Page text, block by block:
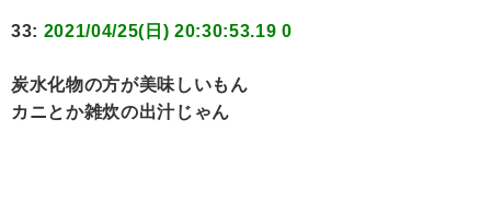
33: 2021/04/25(日) 20:30:53.19 0
炭水化物の方が美味しいもん
カニとか雑炊の出汁じゃん